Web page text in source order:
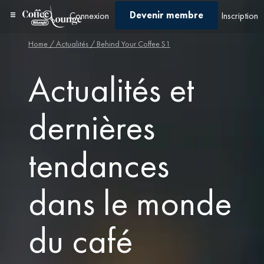
Connexion Devenir membre Inscription
Home / Actualités / Behind Your Coffee S1
Actualités et
dernières
tendances
dans le monde
du café